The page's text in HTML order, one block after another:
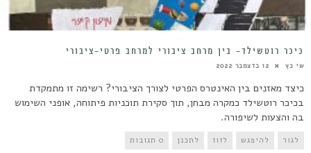
כיכר רוטשילד- בין מרחב ציבורי למרחב פרטי-ציבורי
שי כץ 12 בדצמבר 2022
כיצד מאזנים בין האינטרס הפרטי לצורך הציבורי? רשימה זו מתמקדת
בכיכר רוטשילד כמקרה מבחן, תוך סקירת תוכניות פיתוחה, אופני השימוש
בה והצעות לשיפורה.
לגור להיפגש לזוז לתכנן 0 תגובות